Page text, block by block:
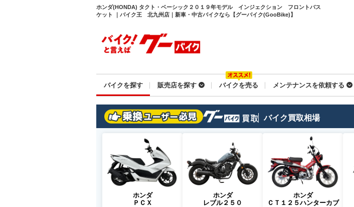
ホンダ(HONDA) タクト・ベーシック２０１９年モデル インジェクション フロントバス
ケット ｜バイク王 北九州店｜新車・中古バイクなら【グーバイク(GooBike)】
バイクを探す 販売店を探す バイクを売る メンテナンスを依頼する
バイク買取相場
ホンダ
ＰＣＸ
ホンダ
レブル２５０
ホンダ
ＣＴ１２５ハンターカブ